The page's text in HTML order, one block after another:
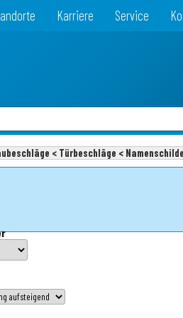
Karriere Service
< Türbeschläge <